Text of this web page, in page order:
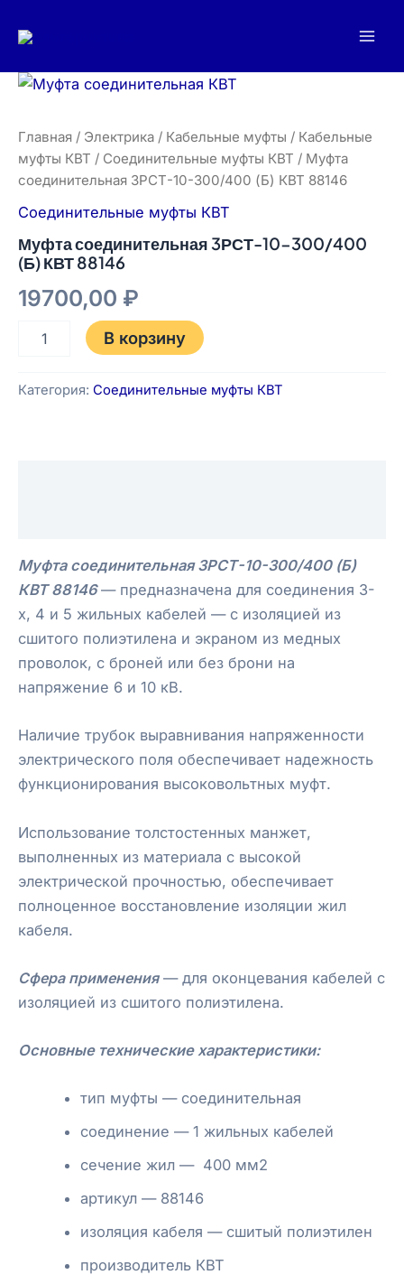
Главная / Электрика / Кабельные муфты / Кабельные
муфты КВТ / Соединительные муфты КВТ / Муфта
соединительная 3РСТ-10-300/400 (Б) КВТ 88146
Соединительные муфты КВТ
Муфта соединительная 3РСТ-10-300/400
(Б) КВТ 88146
19700,00 ₽
Количество
товара
соединительная
3РСТ-10-
300/400
(Б)
КВТ
88146
В корзину
Категория: Соединительные муфты КВТ
Муфта соединительная 3РСТ-10-300/400 (Б)
КВТ 88146— предназначена для соединения 3-
х, 4 и 5 жильных кабелей — с изоляцией из
сшитого полиэтилена и экраном из медных
проволок, с броней или без брони на
напряжение 6 и 10 кВ.
Наличие трубок выравнивания напряженности
электрического поля обеспечивает надежность
функционирования высоковольтных муфт.
Использование толстостенных манжет,
выполненных из материала с высокой
электрической прочностью, обеспечивает
полноценное восстановление изоляции жил
кабеля.
Сфера применения— для оконцевания кабелей с
изоляцией из сшитого полиэтилена.
Основные технические характеристики:
тип муфты — соединительная
соединение — 1 жильных кабелей
сечение жил — 400 мм2
артикул — 88146
изоляция кабеля — сшитый полиэтилен
производитель КВТ